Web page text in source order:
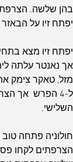
יפתח זיו על הבאזר צימקו
יפתח זיו מצא
מזל, טאקר צימק
השלישי.
הצרפתים לקחו